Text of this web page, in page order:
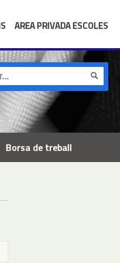
AREA PRIVADA ESCOLES
Borsa de treball